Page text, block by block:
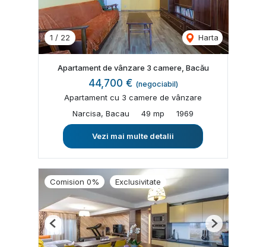
1 / 22 Harta
Apartament de vânzare 3 camere, Bacău
44,700 € (negociabil)
Apartament cu 3 camere de vânzare
Narcisa, Bacau
49 mp 1969
Vezi mai multe detalii
Comision 0% Exclusivitate
Previous Next